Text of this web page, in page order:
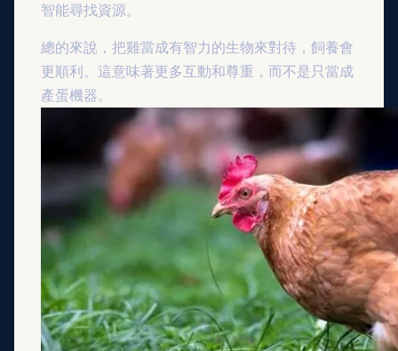
智能尋找資源。
總的來說，把雞當成有智力的生物來對待，飼養會
更順利。這意味著更多互動和尊重，而不是只當成
產蛋機器。